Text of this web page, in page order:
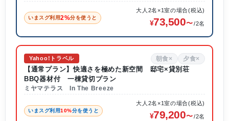
いまスグ利用2%分を使うと
大人2名×1室の場合(税込)
73,500 /2名
Yahoo!トラベル 朝食× 夕食×
【通常プラン】快適さを極めた新空間 邸宅×貸別荘
BBQ器材付 一棟貸切プラン
ミヤマテラス In The Breeze
いまスグ利用10%分を使うと
大人2名×1室の場合(税込)
79,200 /2名